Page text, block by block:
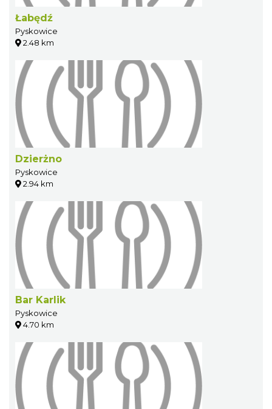
Łabędź
Pyskowice
2.48 km
Dzierżno
Pyskowice
2.94 km
Bar Karlik
Pyskowice
4.70 km